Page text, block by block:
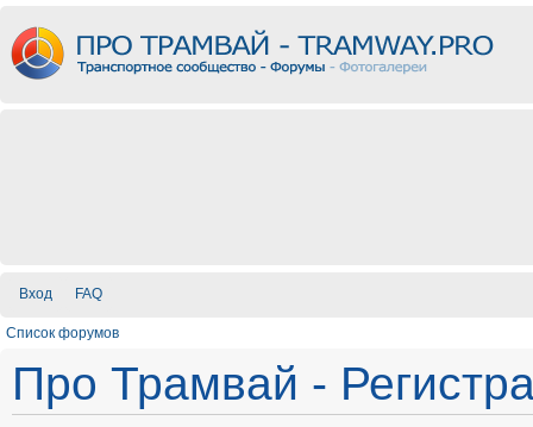
Вход FAQ
Список форумов
Про Трамвай -